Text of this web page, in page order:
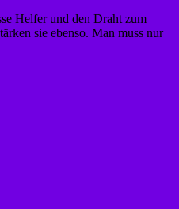
Helfer und den Draht zum
sie ebenso. Man muss nur